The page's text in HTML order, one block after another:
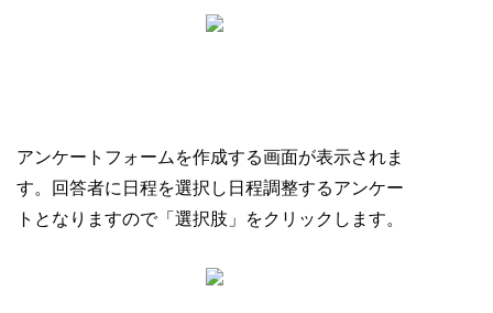
アンケートフォームを作成する画面が表示されま
す。回答者に日程を選択し日程調整するアンケー
トとなりますので「選択肢」をクリックします。